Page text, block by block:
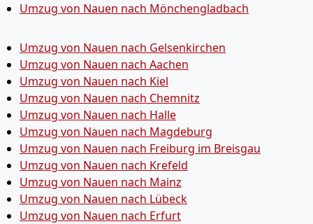
Umzug von Nauen nach Mönchen­gladbach
Umzug von Nauen nach Gelsenkirchen
Umzug von Nauen nach Aachen
Umzug von Nauen nach Kiel
Umzug von Nauen nach Chemnitz
Umzug von Nauen nach Halle
Umzug von Nauen nach Magdeburg
Umzug von Nauen nach Freiburg im Breisgau
Umzug von Nauen nach Krefeld
Umzug von Nauen nach Mainz
Umzug von Nauen nach Lübeck
Umzug von Nauen nach Erfurt